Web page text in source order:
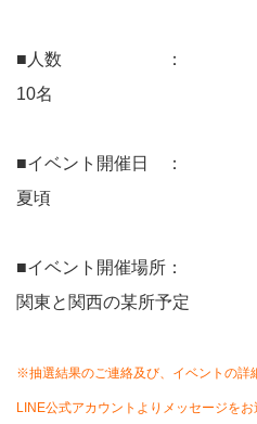
■人数 ：
10名
■イベント開催日 ：
夏頃
■イベント開催場所：
関東と関西の某所予定
※抽選結果のご連絡及び、イベントの詳
LINE公式アカウントよりメッセージをお